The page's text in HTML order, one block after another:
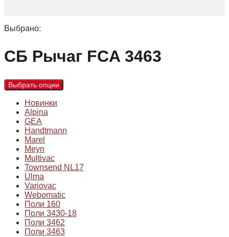
Выбрано:
СБ Рычаг FCA 3463
Выбрать опции
Новинки
Alpina
GEA
Handtmann
Marel
Meyn
Multivac
Townsend NL17
Ulma
Variovac
Webomatic
Поли 160
Поли 3430-18
Поли 3462
Поли 3463